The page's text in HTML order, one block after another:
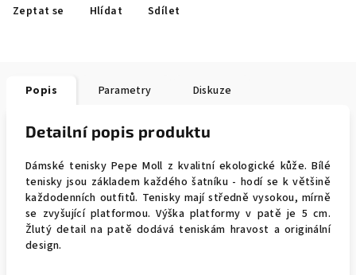
Zeptat se Hlídat Sdílet
Popis Parametry Diskuze
Detailní popis produktu
Dámské tenisky Pepe Moll z kvalitní ekologické kůže. Bílé
tenisky jsou základem každého šatníku - hodí se k většině
každodenních outfitů. Tenisky mají středně vysokou, mírně
se zvyšující platformou. Výška platformy v patě je 5 cm.
Žlutý detail na patě dodává teniskám hravost a originální
design.